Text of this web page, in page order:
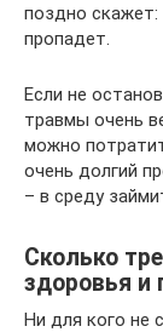
поздно
пропадет.
Если не
травмы очень
можно
очень долгий
– в среду
Сколько
здоровья
Ни для кого не